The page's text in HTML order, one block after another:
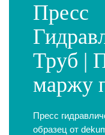
Пресс
Труб |
маржу
Пресс
образец от